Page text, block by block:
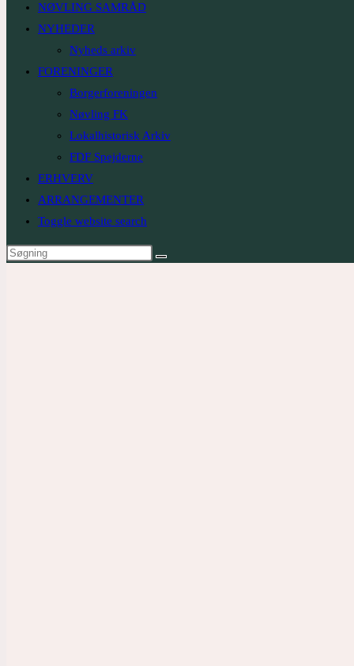
NØVLING SAMRÅD
NYHEDER
Nyheds arkiv
FORENINGER
Borgerforeningen
Nøvling FK
Lokalhistorisk Arkiv
FDF Spejderne
ERHVERV
ARRANGEMENTER
Toggle website search